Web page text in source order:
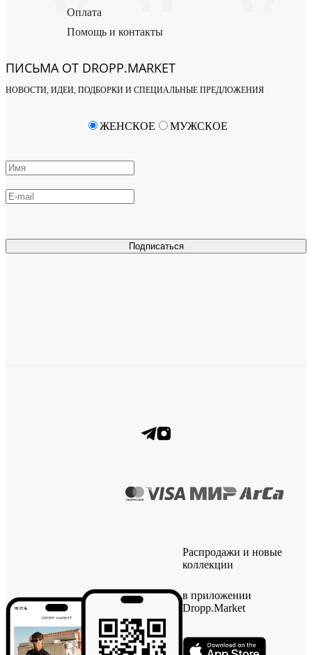
Оплата
Помощь и контакты
ПИСЬМА ОТ DROPP.MARKET
НОВОСТИ, ИДЕИ, ПОДБОРКИ И СПЕЦИАЛЬНЫЕ ПРЕДЛОЖЕНИЯ
Подписаться
ЖЕНСКОЕ МУЖСКОЕ
Распродажи и новые
коллекции
в приложении
Dropp.Market